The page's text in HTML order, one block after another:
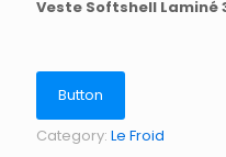
Veste Softshell
Button
Category: Le Froid